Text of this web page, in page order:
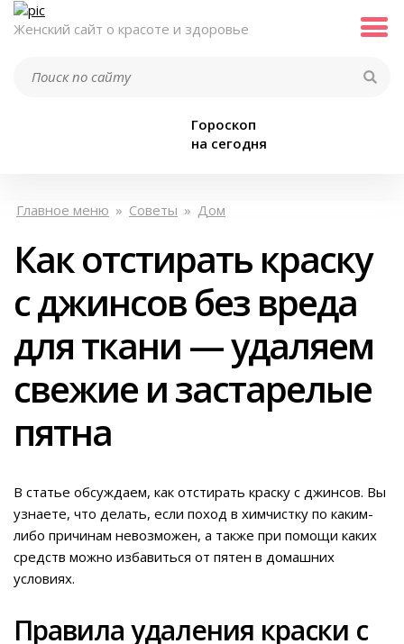
Женский сайт о красоте и здоровье
Гороскоп
на сегодня
Главное меню » Советы » Дом
Как отстирать краску
с джинсов без вреда
для ткани — удаляем
свежие и застарелые
пятна
В статье обсуждаем, как отстирать краску с джинсов. Вы
узнаете, что делать, если поход в химчистку по каким-
либо причинам невозможен, а также при помощи каких
средств можно избавиться от пятен в домашних
условиях.
Правила удаления краски с